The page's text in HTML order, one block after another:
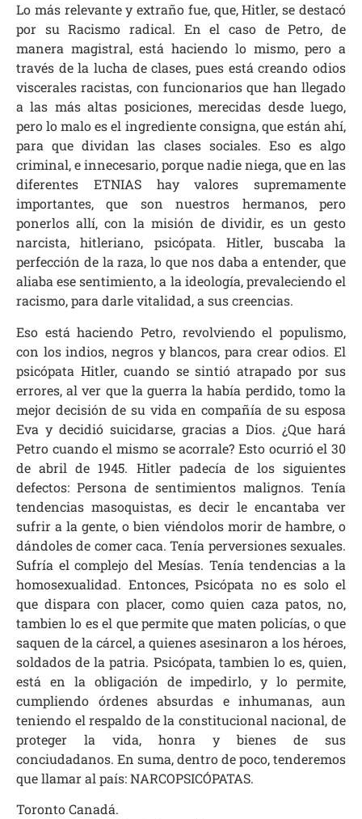
Lo más relevante y extraño fue, que, Hitler, se destacó
por su Racismo radical. En el caso de Petro, de
manera magistral, está haciendo lo mismo, pero a
través de la lucha de clases, pues está creando odios
viscerales racistas, con funcionarios que han llegado
a las más altas posiciones, merecidas desde luego,
pero lo malo es el ingrediente consigna, que están ahí,
para que dividan las clases sociales. Eso es algo
criminal, e innecesario, porque nadie niega, que en las
diferentes ETNIAS hay valores supremamente
importantes, que son nuestros hermanos, pero
ponerlos allí, con la misión de dividir, es un gesto
narcista, hitleriano, psicópata. Hitler, buscaba la
perfección de la raza, lo que nos daba a entender, que
aliaba ese sentimiento, a la ideología, prevaleciendo el
racismo, para darle vitalidad, a sus creencias.
Eso está haciendo Petro, revolviendo el populismo,
con los indios, negros y blancos, para crear odios. El
psicópata Hitler, cuando se sintió atrapado por sus
errores, al ver que la guerra la había perdido, tomo la
mejor decisión de su vida en compañía de su esposa
Eva y decidió suicidarse, gracias a Dios. ¿Que hará
Petro cuando el mismo se acorrale? Esto ocurrió el 30
de abril de 1945. Hitler padecía de los siguientes
defectos: Persona de sentimientos malignos. Tenía
tendencias masoquistas, es decir le encantaba ver
sufrir a la gente, o bien viéndolos morir de hambre, o
dándoles de comer caca. Tenía perversiones sexuales.
Sufría el complejo del Mesías. Tenía tendencias a la
homosexualidad. Entonces, Psicópata no es solo el
que dispara con placer, como quien caza patos, no,
tambien lo es el que permite que maten policías, o que
saquen de la cárcel, a quienes asesinaron a los héroes,
soldados de la patria. Psicópata, tambien lo es, quien,
está en la obligación de impedirlo, y lo permite,
cumpliendo órdenes absurdas e inhumanas, aun
teniendo el respaldo de la constitucional nacional, de
proteger la vida, honra y bienes de sus
conciudadanos. En suma, dentro de poco, tenderemos
que llamar al país: NARCOPSICÓPATAS.
Toronto Canadá.